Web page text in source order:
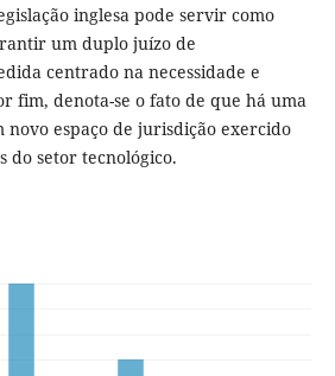
inglesa pode servir como
um duplo juízo de
centrado na necessidade e
fim, denota-se o fato de que há uma
novo espaço de jurisdição exercido
do setor tecnológico.